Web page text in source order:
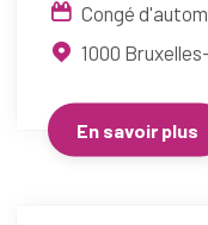
Congé
1000
En savoir plus